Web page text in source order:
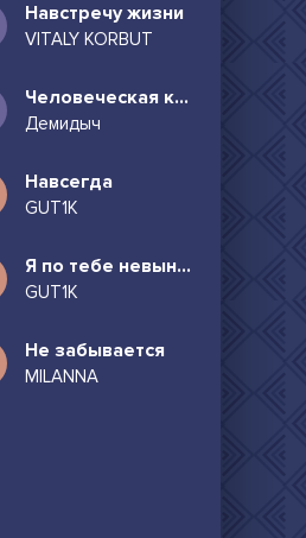
Навстречу жизни
VITALY KORBUT
Человеческая комедия
Демидыч
Навсегда
GUT1K
Я по тебе невыносимо скучаю
GUT1K
Не забывается
MILANNA